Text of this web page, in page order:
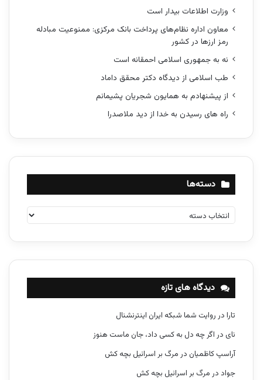
وزارت اطلاعات بیدار است
معاون اداره نظام‌های پرداخت بانک مرکزی: ممنوعیت مبادله
رمز ارزها در کشور
نه به جمهوری اسلامی احمقانه است
طب اسلامی از دیدگاه دکتر محقق داماد
از پیشنهادم به همایون شجریان پشیمانم
راه های رسیدن به خدا از دید ملاصدرا
دسته‌ها
س
ه
دیدگاه های تازه
تارا در روایت شما شبکه ایران اینترنشنال
نای در اگر چه دل به کسی داد، جان ماست هنوز
آراسپ کاظمیان در مرگ بر اسرائیل بچه کش
جواد در مرگ بر اسرائیل بچه کش